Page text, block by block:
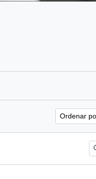
Ordenar